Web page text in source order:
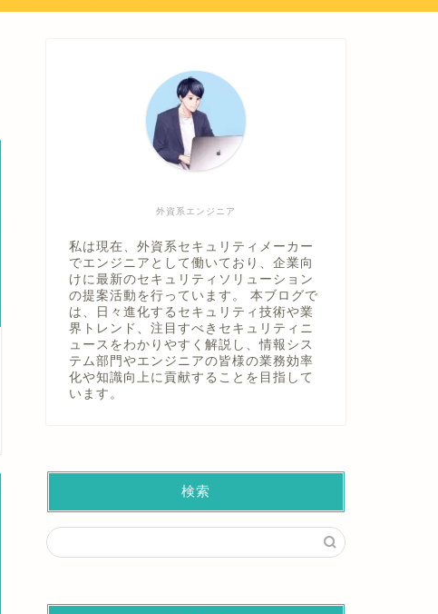
外資系エンジニア
私は現在、外資系セキュリティメーカー
でエンジニアとして働いており、企業向
けに最新のセキュリティソリューション
の提案活動を行っています。 本ブログで
は、日々進化するセキュリティ技術や業
界トレンド、注目すべきセキュリティニ
ュースをわかりやすく解説し、情報シス
テム部門やエンジニアの皆様の業務効率
化や知識向上に貢献することを目指して
います。
検索